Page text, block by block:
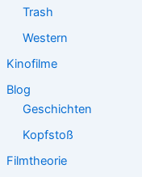
Trash
Western
Kinofilme
Blog
Geschichten
Kopfstoß
Filmtheorie